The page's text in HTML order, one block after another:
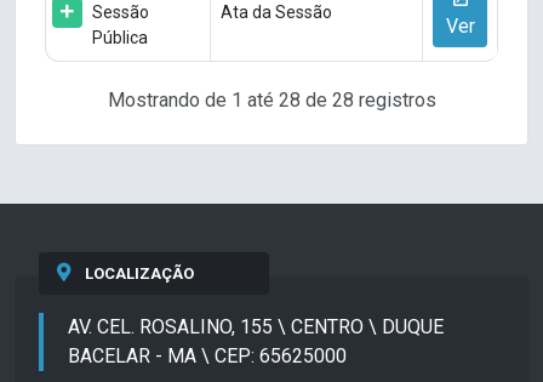
Sessão
Pública
Ata da Sessão
Ver
Mostrando de 1 até 28 de 28 registros
LOCALIZAÇÃO
AV. CEL. ROSALINO, 155 \ CENTRO \ DUQUE
BACELAR - MA \ CEP: 65625000